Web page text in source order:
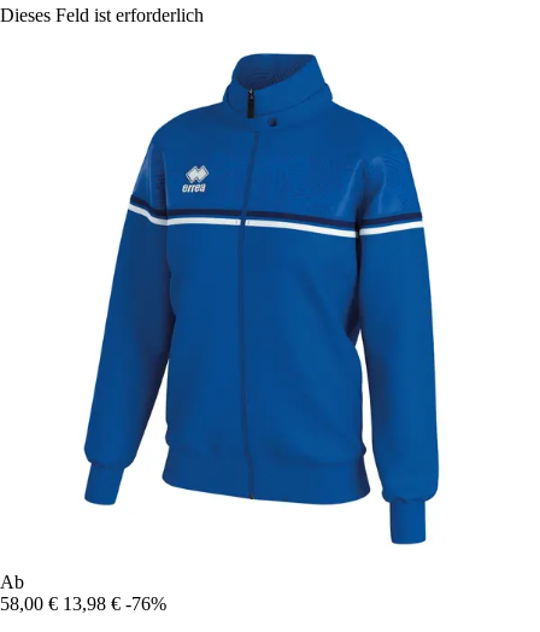
Dieses Feld ist erforderlich
Ab
58,00 € 13,98 € -76%